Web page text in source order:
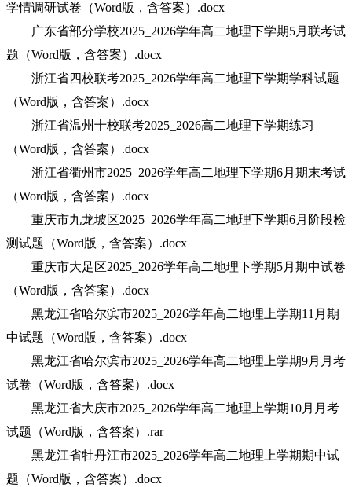
学情调研试卷（Word版，含答案）.docx
广东省部分学校2025_2026学年高二地理下学期5月联考试
题（Word版，含答案）.docx
浙江省四校联考2025_2026学年高二地理下学期学科试题
（Word版，含答案）.docx
浙江省温州十校联考2025_2026高二地理下学期练习
（Word版，含答案）.docx
浙江省衢州市2025_2026学年高二地理下学期6月期末考试
（Word版，含答案）.docx
重庆市九龙坡区2025_2026学年高二地理下学期6月阶段检
测试题（Word版，含答案）.docx
重庆市大足区2025_2026学年高二地理下学期5月期中试卷
（Word版，含答案）.docx
黑龙江省哈尔滨市2025_2026学年高二地理上学期11月期
中试题（Word版，含答案）.docx
黑龙江省哈尔滨市2025_2026学年高二地理上学期9月月考
试卷（Word版，含答案）.docx
黑龙江省大庆市2025_2026学年高二地理上学期10月月考
试题（Word版，含答案）.rar
黑龙江省牡丹江市2025_2026学年高二地理上学期期中试
题（Word版，含答案）.docx